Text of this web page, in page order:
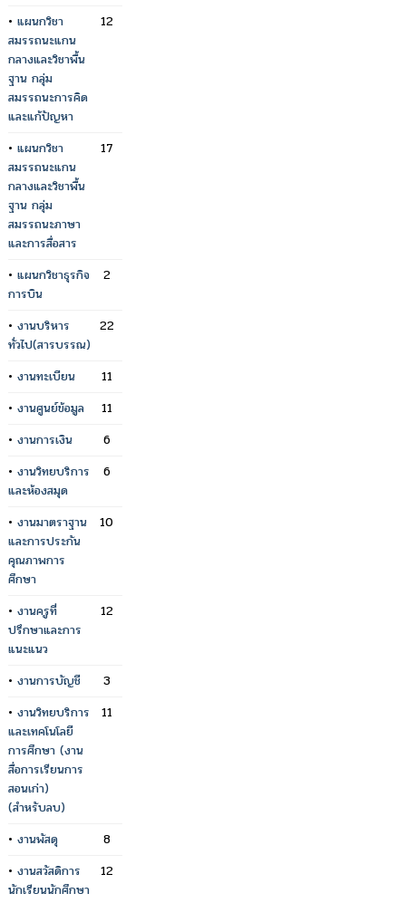
• แผนกวิชา
สมรรถนะแกน
กลางและวิชาพื้น
ฐาน กลุ่ม
สมรรถนะการคิด
และแก้ปัญหา
12
• แผนกวิชา
สมรรถนะแกน
กลางและวิชาพื้น
ฐาน กลุ่ม
สมรรถนะภาษา
และการสื่อสาร
17
• แผนกวิชาธุรกิจ
การบิน
2
• งานบริหาร
ทั่วไป(สารบรรณ)
22
• งานทะเบียน
11
• งานศูนย์ข้อมูล
11
• งานการเงิน
6
• งานวิทยบริการ
และห้องสมุด
6
• งานมาตราฐาน
และการประกัน
คุณภาพการ
ศึกษา
10
• งานครูที่
ปรึกษาและการ
แนะแนว
12
• งานการบัญชี
3
• งานวิทยบริการ
และเทคโนโลยี
การศึกษา (งาน
สื่อการเรียนการ
สอนเก่า)
(สำหรับลบ)
11
• งานพัสดุ
8
• งานสวัสดิการ
นักเรียนนักศึกษา
12